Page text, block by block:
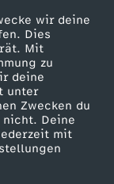
wir deine
Dies
Mit
zu
deine
unter
Zwecken du
nicht. Deine
mit